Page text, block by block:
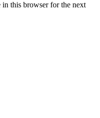
in this browser for the next